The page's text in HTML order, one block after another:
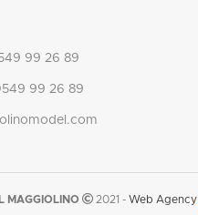
99 26 89
99 26 89
IL MAGGIOLINO 2021 - Web Agency